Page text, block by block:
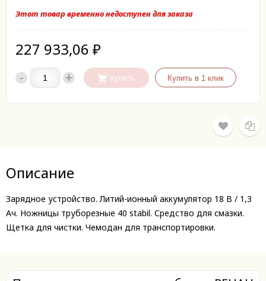
Этот товар временно недоступен для заказа
227 933,06 ₽
- + Купить
Описание
Зарядное устройство. Литий-ионный аккумулятор 18 В / 1,3
Ач. Ножницы труборезные 40 stabil. Средство для смазки.
Щетка для чистки. Чемодан для транспортировки.